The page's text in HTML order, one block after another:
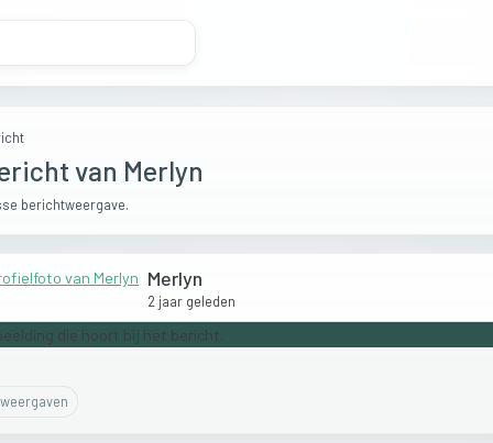
van Merlyn
berichtweergave.
Merlyn
2 jaar geleden